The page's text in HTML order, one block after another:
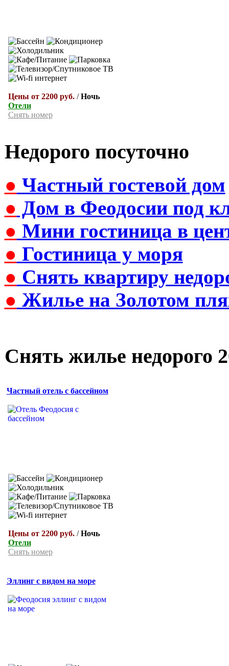
Цены от 2200 руб./Ночь
Отели
Снять номер
Недорого посуточно
● Частный гостевой дом
● Дом в Феодосии под
● Мини гостиница в
● Гостиница у моря
● Снять квартиру
● Жилье на Золотом
Снять жилье недорого
Частный отель с бассейном
Цены от 2200 руб./Ночь
Отели
Снять номер
Эллинг с видом на море